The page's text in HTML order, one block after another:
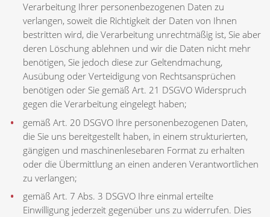
Verarbeitung Ihrer personenbezogenen Daten zu
verlangen, soweit die Richtigkeit der Daten von Ihnen
bestritten wird, die Verarbeitung unrechtmäßig ist, Sie aber
deren Löschung ablehnen und wir die Daten nicht mehr
benötigen, Sie jedoch diese zur Geltendmachung,
Ausübung oder Verteidigung von Rechtsansprüchen
benötigen oder Sie gemäß Art. 21 DSGVO Widerspruch
gegen die Verarbeitung eingelegt haben;
gemäß Art. 20 DSGVO Ihre personenbezogenen Daten,
die Sie uns bereitgestellt haben, in einem strukturierten,
gängigen und maschinenlesebaren Format zu erhalten
oder die Übermittlung an einen anderen Verantwortlichen
zu verlangen;
gemäß Art. 7 Abs. 3 DSGVO Ihre einmal erteilte
Einwilligung jederzeit gegenüber uns zu widerrufen. Dies